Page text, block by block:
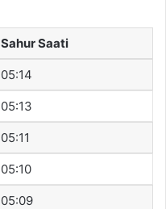
Sahur Saati
05:14
05:13
05:11
05:10
05:09